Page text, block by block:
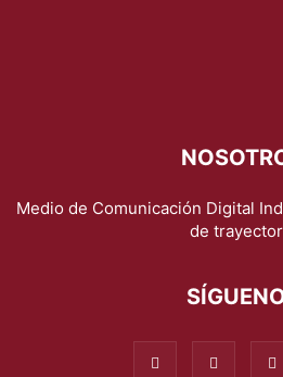
Medio de Comunicación Digital
de